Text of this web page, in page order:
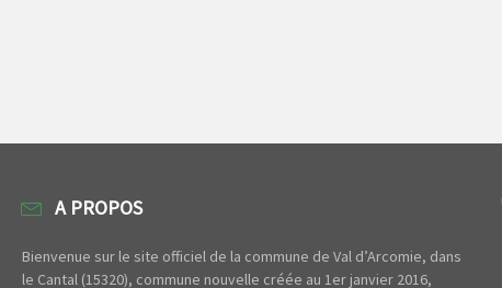
A PROPOS
Bienvenue sur le site officiel de la commune de Val d’Arcomie, dans
le Cantal (15320), commune nouvelle créée au 1er janvier 2016,